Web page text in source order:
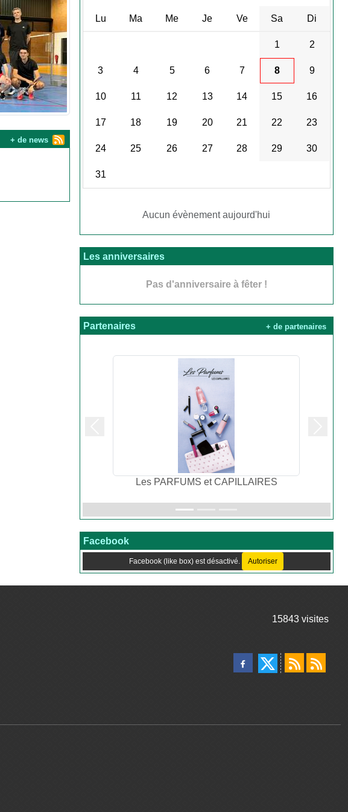
+ de news
Lu Ma Me Je Ve Sa Di
1 2
3 4 5 6 7 8 9
10 11 12 13 14 15 16
17 18 19 20 21 22 23
24 25 26 27 28 29 30
31
Aucun évènement aujourd'hui
Les anniversaires
Pas d'anniversaire à fêter !
Partenaires
Les PARFUMS et CAPILLAIRES
+ de partenaires
Facebook
Facebook (like box) est désactivé. Autoriser
15843 visites